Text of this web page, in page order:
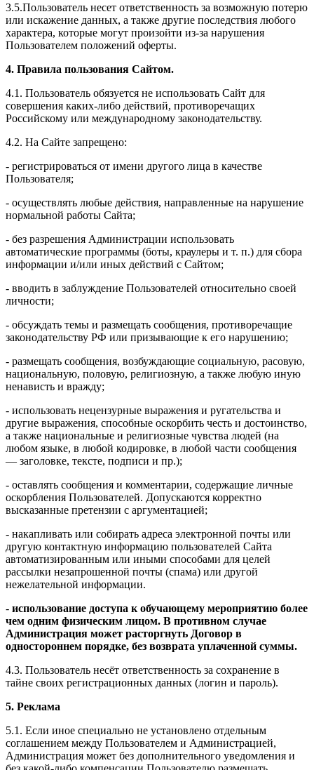
3.5.Пользователь несет ответственность за возможную потерю
или искажение данных, а также другие последствия любого
характера, которые могут произойти из-за нарушения
Пользователем положений оферты.
4. Правила пользования Сайтом.
4.1. Пользователь обязуется не использовать Сайт для
совершения каких-либо действий, противоречащих
Российскому или международному законодательству.
4.2. На Сайте запрещено:
- регистрироваться от имени другого лица в качестве
Пользователя;
- осуществлять любые действия, направленные на нарушение
нормальной работы Сайта;
- без разрешения Администрации использовать
автоматические программы (боты, краулеры и т. п.) для сбора
информации и/или иных действий с Сайтом;
- вводить в заблуждение Пользователей относительно своей
личности;
- обсуждать темы и размещать сообщения, противоречащие
законодательству РФ или призывающие к его нарушению;
- размещать сообщения, возбуждающие социальную, расовую,
национальную, половую, религиозную, а также любую иную
ненависть и вражду;
- использовать нецензурные выражения и ругательства и
другие выражения, способные оскорбить честь и достоинство,
а также национальные и религиозные чувства людей (на
любом языке, в любой кодировке, в любой части сообщения
— заголовке, тексте, подписи и пр.);
- оставлять сообщения и комментарии, содержащие личные
оскорбления Пользователей. Допускаются корректно
высказанные претензии с аргументацией;
- накапливать или собирать адреса электронной почты или
другую контактную информацию пользователей Сайта
автоматизированным или иными способами для целей
рассылки незапрошенной почты (спама) или другой
нежелательной информации.
- использование доступа к обучающему мероприятию более
чем одним физическим лицом. В противном случае
Администрация может расторгнуть Договор в
одностороннем порядке, без возврата уплаченной суммы.
4.3. Пользователь несёт ответственность за сохранение в
тайне своих регистрационных данных (логин и пароль).
5. Реклама
5.1. Если иное специально не установлено отдельным
соглашением между Пользователем и Администрацией,
Администрация может без дополнительного уведомления и